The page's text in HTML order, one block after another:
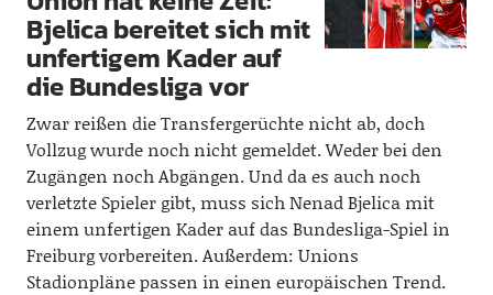
Bjelica bereitet sich mit
unfertigem Kader auf
die Bundesliga vor
Zwar reißen die Transfergerüchte nicht ab, doch
Vollzug wurde noch nicht gemeldet. Weder bei den
Zugängen noch Abgängen. Und da es auch noch
verletzte Spieler gibt, muss sich Nenad Bjelica mit
einem unfertigen Kader auf das Bundesliga-Spiel in
Freiburg vorbereiten. Außerdem: Unions
Stadionpläne passen in einen europäischen Trend.